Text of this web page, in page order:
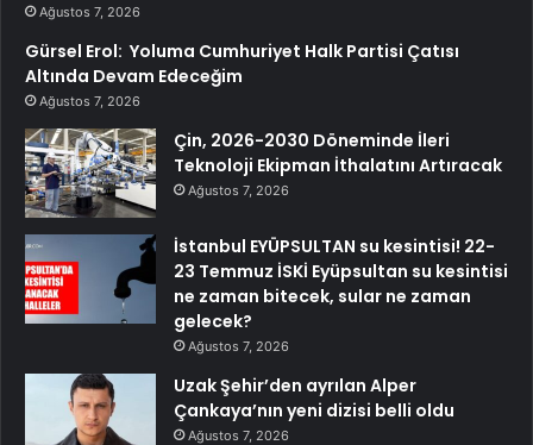
Ağustos 7, 2026
Gürsel Erol: Yoluma Cumhuriyet Halk Partisi Çatısı
Altında Devam Edeceğim
Ağustos 7, 2026
Çin, 2026-2030 Döneminde İleri
Teknoloji Ekipman İthalatını Artıracak
Ağustos 7, 2026
İstanbul EYÜPSULTAN su kesintisi! 22-
23 Temmuz İSKİ Eyüpsultan su kesintisi
ne zaman bitecek, sular ne zaman
gelecek?
Ağustos 7, 2026
Uzak Şehir’den ayrılan Alper
Çankaya’nın yeni dizisi belli oldu
Ağustos 7, 2026